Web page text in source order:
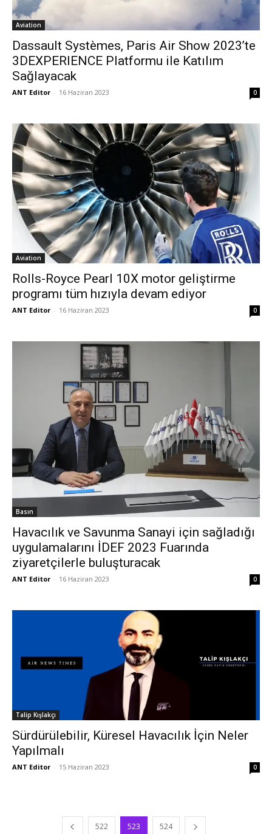
Aviation
Dassault Systèmes, Paris Air Show 2023’te
3DEXPERIENCE Platformu ile Katılım
Sağlayacak
ANT Editor - 16 Haziran 2023 0
Aviation
Rolls-Royce Pearl 10X motor geliştirme
programı tüm hızıyla devam ediyor
ANT Editor - 16 Haziran 2023 0
Basın
Havacılık ve Savunma Sanayi için sağladığı
uygulamalarını İDEF 2023 Fuarında
ziyaretçilerle buluşturacak
ANT Editor - 16 Haziran 2023 0
Talip Kışlakçı
Sürdürülebilir, Küresel Havacılık İçin Neler
Yapılmalı
ANT Editor - 15 Haziran 2023 0
522 523 524